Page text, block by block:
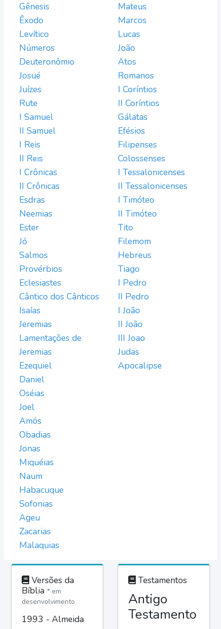
Gênesis
Êxodo
Levítico
Números
Deuteronômio
Josué
Juízes
Rute
I Samuel
II Samuel
I Reis
II Reis
I Crônicas
II Crônicas
Esdras
Neemias
Ester
Jó
Salmos
Provérbios
Eclesiastes
Cântico dos Cânticos
Isaías
Jeremias
Lamentações de
Jeremias
Ezequiel
Daniel
Oséias
Joel
Amós
Obadias
Jonas
Miquéias
Naum
Habacuque
Sofonias
Ageu
Zacarias
Malaquias
Mateus
Marcos
Lucas
João
Atos
Romanos
I Coríntios
II Coríntios
Gálatas
Efésios
Filipenses
Colossenses
I Tessalonicenses
II Tessalonicenses
I Timóteo
II Timóteo
Tito
Filemom
Hebreus
Tiago
I Pedro
II Pedro
I João
II João
III Joao
Judas
Apocalipse
Versões da
Bíblia * em
desenvolvimento
1993 - Almeida
Testamentos
Antigo
Testamento